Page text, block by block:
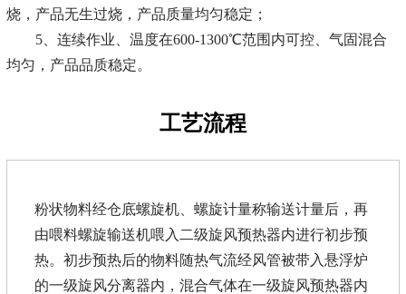
烧，产品无生过烧，产品质量均匀稳定；
5、连续作业、温度在600-1300℃范围内可控、气固混合
均匀，产品品质稳定。
工艺流程
粉状物料经仓底螺旋机、螺旋计量称输送计量后，再
由喂料螺旋输送机喂入二级旋风预热器内进行初步预
热。初步预热后的物料随热气流经风管被带入悬浮炉
的一级旋风分离器内，混合气体在一级旋风预热器内